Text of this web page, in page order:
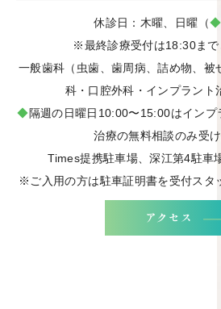
休診日：木曜、日曜（◆
※最終診療受付は18:30まで
一般歯科（虫歯、歯周病、詰め物、被
科・口腔外科・インプラント
◆隔週の日曜日10:00〜15:00はイン
治療の無料相談のみ受
Times提携駐車場、深江第4駐車
※ご入用の方は駐車証明書を受付スタ
アクセス